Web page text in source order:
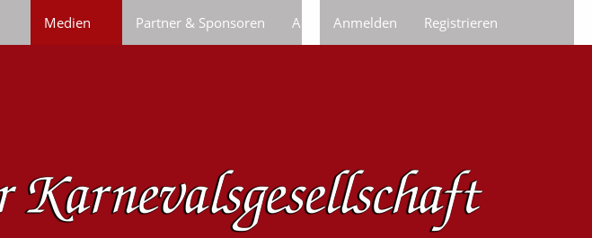
Medien Partner & Sponsoren Anfragen/Bestellungen
Anmelden Registrieren